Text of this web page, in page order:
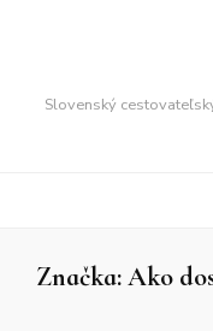
Slovenský cestovateľský
Značka:Ako